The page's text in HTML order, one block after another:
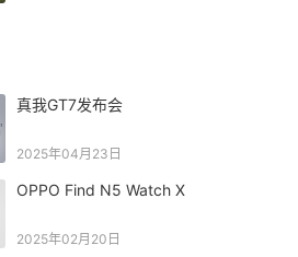
真我GT7发布会
2025年04月23日
OPPO Find N5 Watch X
2025年02月20日